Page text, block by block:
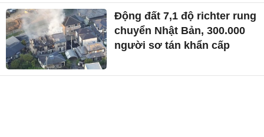
Động đất 7,1 độ richter rung
chuyển Nhật Bản, 300.000
người sơ tán khẩn cấp